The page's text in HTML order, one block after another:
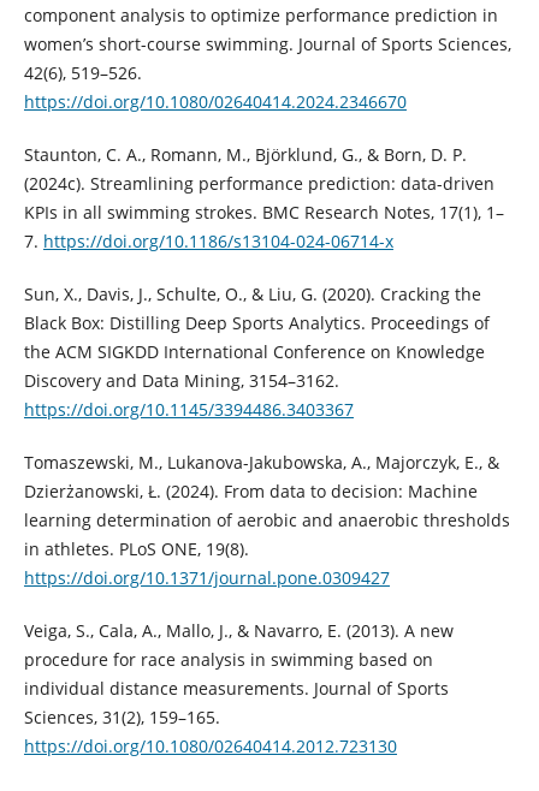
component analysis to optimize performance prediction in
women’s short-course swimming. Journal of Sports Sciences,
42(6), 519–526.
https://doi.org/10.1080/02640414.2024.2346670
Staunton, C. A., Romann, M., Björklund, G., & Born, D. P.
(2024c). Streamlining performance prediction: data-driven
KPIs in all swimming strokes. BMC Research Notes, 17(1), 1–
7. https://doi.org/10.1186/s13104-024-06714-x
Sun, X., Davis, J., Schulte, O., & Liu, G. (2020). Cracking the
Black Box: Distilling Deep Sports Analytics. Proceedings of
the ACM SIGKDD International Conference on Knowledge
Discovery and Data Mining, 3154–3162.
https://doi.org/10.1145/3394486.3403367
Tomaszewski, M., Lukanova-Jakubowska, A., Majorczyk, E., &
Dzierżanowski, Ł. (2024). From data to decision: Machine
learning determination of aerobic and anaerobic thresholds
in athletes. PLoS ONE, 19(8).
https://doi.org/10.1371/journal.pone.0309427
Veiga, S., Cala, A., Mallo, J., & Navarro, E. (2013). A new
procedure for race analysis in swimming based on
individual distance measurements. Journal of Sports
Sciences, 31(2), 159–165.
https://doi.org/10.1080/02640414.2012.723130